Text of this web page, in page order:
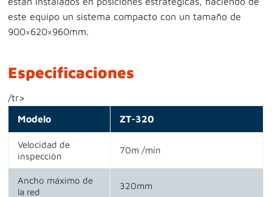
este equipo un sistema compacto con un tamaño de
900×620×960mm.
Especificaciones
/tr>
Modelo
ZT-320
Velocidad de
inspección
70m /min
Ancho máximo de
la red
320mm